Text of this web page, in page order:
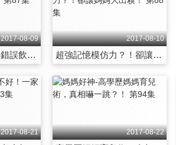
2017-08-09
可憐媽媽沒人愛，錯誤飲食害慘自己！ 第87集
2017-08-10
超強記憶模仿力？！卻讓媽媽大出糗！ 第88集
2017-08-21 2017-08-22